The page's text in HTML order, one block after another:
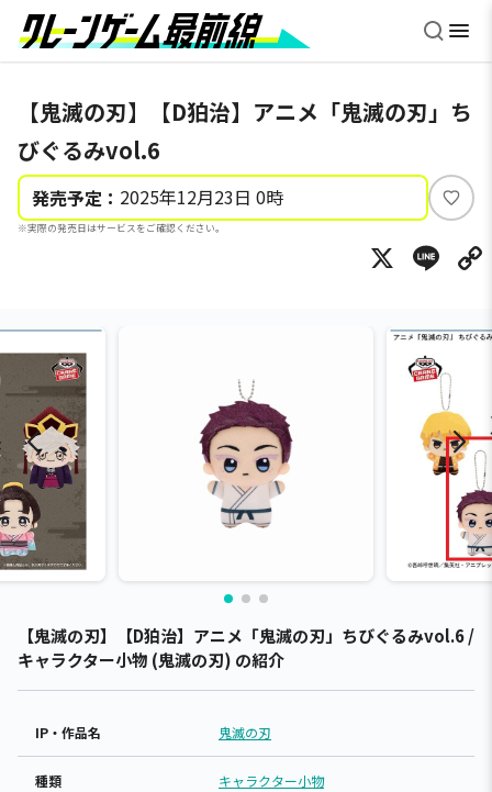
【鬼滅の刃】【D狛治】アニメ「鬼滅の刃」ち
びぐるみvol.6
発売予定： 2025年12月23日 0時
※実際の発売日はサービスをご確認ください。
い
ね
X
【鬼滅の刃】【D狛治】アニメ「鬼滅の刃」ちびぐるみvol.6 /
キャラクター小物 (鬼滅の刃) の紹介
IP・作品名 鬼滅の刃
種類 キャラクター小物